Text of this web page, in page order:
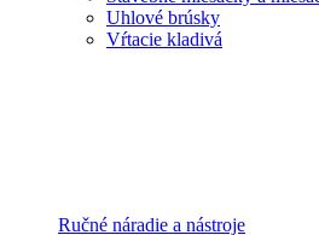
Uhlové brúsky
Vŕtacie kladivá
Ručné náradie a nástroje